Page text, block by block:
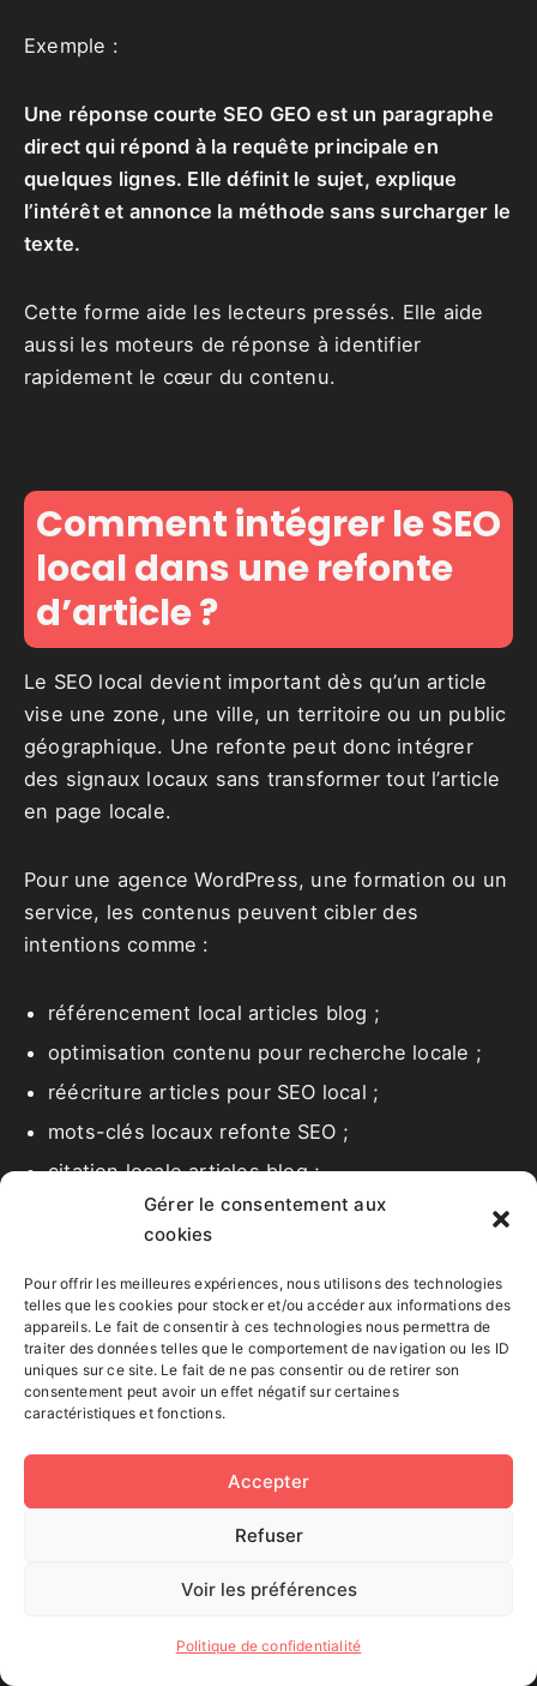
Gérer le consentement aux
cookies
Pour offrir les meilleures expériences, nous utilisons des technologies
telles que les cookies pour stocker et/ou accéder aux informations des
appareils. Le fait de consentir à ces technologies nous permettra de
traiter des données telles que le comportement de navigation ou les ID
uniques sur ce site. Le fait de ne pas consentir ou de retirer son
consentement peut avoir un effet négatif sur certaines
caractéristiques et fonctions.
Accepter
Refuser
Voir les préférences
Politique de confidentialité
Exemple :
Une réponse courte SEO GEO est un paragraphe
direct qui répond à la requête principale en
quelques lignes. Elle définit le sujet, explique
l’intérêt et annonce la méthode sans surcharger le
texte.
Cette forme aide les lecteurs pressés. Elle aide
aussi les moteurs de réponse à identifier
rapidement le cœur du contenu.
Comment intégrer le SEO
local dans une refonte
d’article ?
Le SEO local devient important dès qu’un article
vise une zone, une ville, un territoire ou un public
géographique. Une refonte peut donc intégrer
des signaux locaux sans transformer tout l’article
en page locale.
Pour une agence WordPress, une formation ou un
service, les contenus peuvent cibler des
intentions comme :
référencement local articles blog ;
optimisation contenu pour recherche locale ;
réécriture articles pour SEO local ;
mots-clés locaux refonte SEO ;
citation locale articles blog ;
guide refonte contenu SEO local.
Cas où le SEO local est utile
Le SEO local est pertinent si l’article parle :
d’une agence ;
d’une formation en présentiel ;
d’un service dans une ville ou une région.